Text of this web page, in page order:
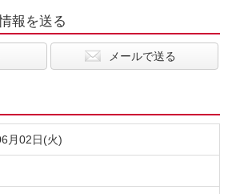
報を送る
メールで送る
月02日(火)